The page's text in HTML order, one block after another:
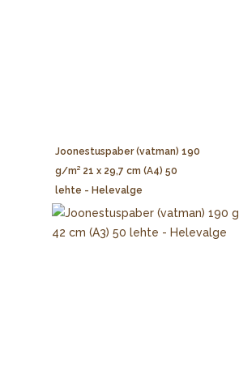
Joonestuspaber (vatman) 190
g/m² 21 x 29,7 cm (A4) 50
lehte - Helevalge